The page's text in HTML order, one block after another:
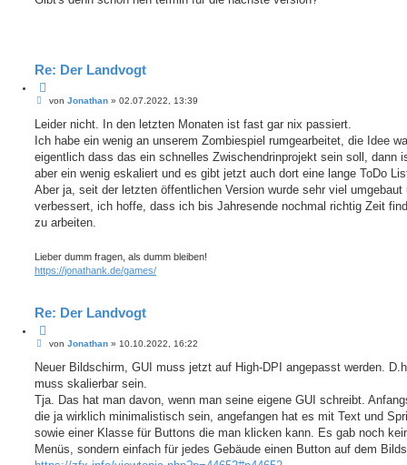
Re: Der Landvogt
i
i
e
e
n
B
i
r
a
g
von Jonathan» 02.07.2022, 13:39
Leider nicht. In den letzten Monaten ist fast gar nix passiert.
Ich habe ein wenig an unserem Zombiespiel rumgearbeitet, die Idee
eigentlich dass das ein schnelles Zwischendrinprojekt sein soll, dann
aber ein wenig eskaliert und es gibt jetzt auch dort eine lange ToDo
Aber ja, seit der letzten öffentlichen Version wurde sehr viel umgebaut
verbessert, ich hoffe, dass ich bis Jahresende nochmal richtig Zeit
zu arbeiten.
Lieber dumm fragen, als dumm bleiben!
https://jonathank.de/games/
Re: Der Landvogt
i
i
e
e
B
i
r
a
von Jonathan» 10.10.2022, 16:22
Neuer Bildschirm, GUI muss jetzt auf High-DPI angepasst werden.
muss skalierbar sein.
Tja. Das hat man davon, wenn man seine eigene GUI schreibt.
die ja wirklich minimalistisch sein, angefangen hat es mit Text und
sowie einer Klasse für Buttons die man klicken kann. Es gab noch
Menüs, sondern einfach für jedes Gebäude einen Button auf dem